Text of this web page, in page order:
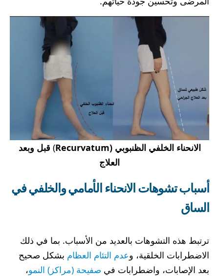
الانحناء الخلفي الظنبوبي (Recurvatum
) قبل وبعد
العلاج
أسباب تشوهات الانحناء الأمامي والخلفي في
الساق
ترتبط هذه التشوهات بالعديد من الأسباب. بما في ذلك
الاضطرابات الخلقية، وعدم التئام العظام بشكل صحيح
بعد الإصابات، واضطرابات في صفيحة (مراكز) النمو،